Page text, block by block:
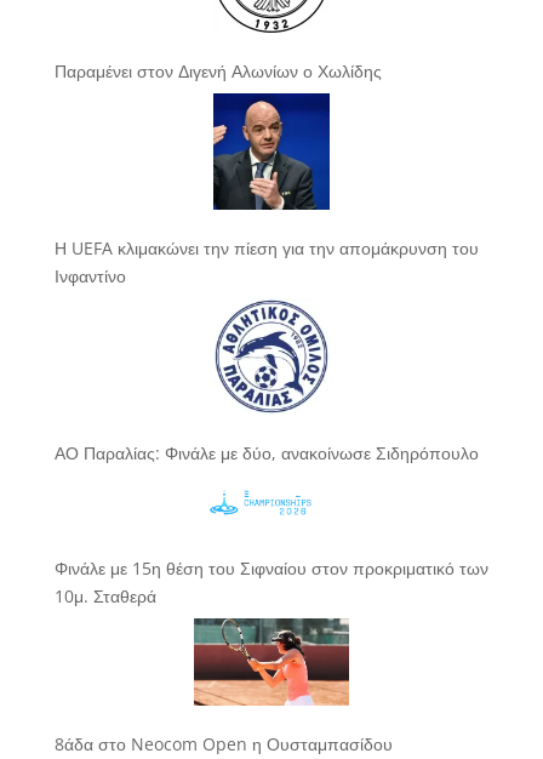
Παραμένει στον Διγενή Αλωνίων ο Χωλίδης
Η UEFA κλιμακώνει την πίεση για την απομάκρυνση του
Ινφαντίνο
ΑΟ Παραλίας: Φινάλε με δύο, ανακοίνωσε Σιδηρόπουλο
Φινάλε με 15η θέση του Σιφναίου στον προκριματικό των
10μ. Σταθερά
8άδα στο Neocom Open η Ουσταμπασίδου